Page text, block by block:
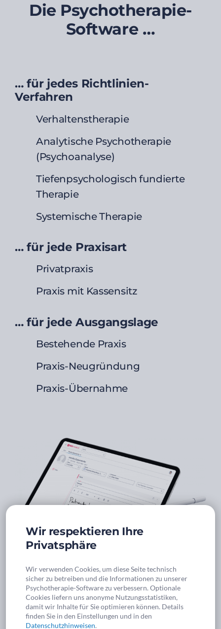
Wir respektieren Ihre
Privatsphäre
Wir verwenden Cookies, um diese Seite technisch
sicher zu betreiben und die Informationen zu unserer
Psychotherapie-Software zu verbessern. Optionale
Cookies liefern uns anonyme Nutzungsstatistiken,
damit wir Inhalte für Sie optimieren können. Details
finden Sie in den Einstellungen und in den
Datenschutzhinweisen.
Die Psychotherapie-
Software …
… für jedes Richtlinien-
Verfahren
Verhaltenstherapie
Analytische Psychotherapie
(Psychoanalyse)
Tiefenpsychologisch fundierte
Therapie
Systemische Therapie
… für jede Praxisart
Privatpraxis
Praxis mit Kassensitz
… für jede Ausgangslage
Bestehende Praxis
Praxis-Neugründung
Praxis-Übernahme
So schön kann